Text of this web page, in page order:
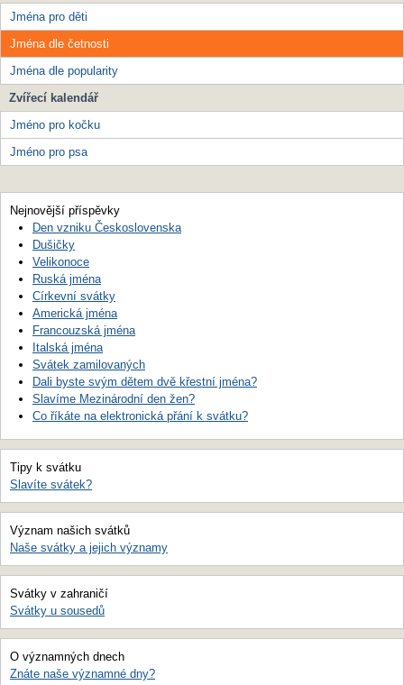
Jména pro děti
Jména dle četnosti
Jména dle popularity
Zvířecí kalendář
Jméno pro kočku
Jméno pro psa
Nejnovější příspěvky
Den vzniku Československa
Dušičky
Velikonoce
Ruská jména
Církevní svátky
Americká jména
Francouzská jména
Italská jména
Svátek zamilovaných
Dali byste svým dětem dvě křestní jména?
Slavíme Mezinárodní den žen?
Co říkáte na elektronická přání k svátku?
Tipy k svátku
Slavíte svátek?
Význam našich svátků
Naše svátky a jejich významy
Svátky v zahraničí
Svátky u sousedů
O významných dnech
Znáte naše významné dny?